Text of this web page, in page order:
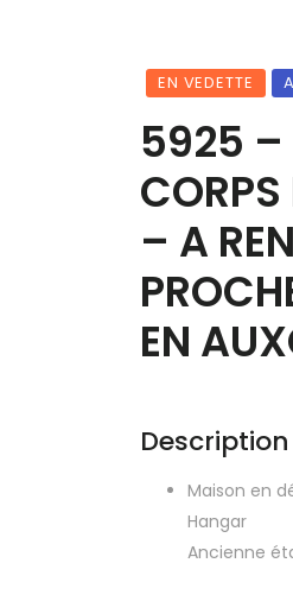
EN VEDETTE
5925 –
CORPS
– A
EN
Description
Maison en
Hangar
Ancienne